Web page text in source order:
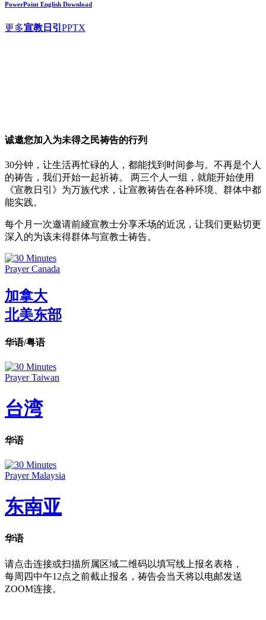
PowerPoint English Download
更多宣教日引 PPTX
诚邀您加入为未得之民祷告的行列
30分钟，让生活再忙碌的人，都能找到时间参与。不再是个人
的祷告，我们开始一起祈祷。 两三个人一组，就能开始使用
《宣教日引》为万族代求，让宣教祷告在各种环境、群体中都
能实践。
每个月一次邀请前綫宣教士分享禾场的近况，让我们更贴切更
深入的为该未得群体与宣教士祷告。
加拿大
北美东部
华语/粤语
台湾
华语
东南亚
华语
请点击连接或扫描所属区域二维码以填写线上报名表格，
每周四中午12点之前截止报名，祷告会当天将以电邮发送
ZOOM连接。